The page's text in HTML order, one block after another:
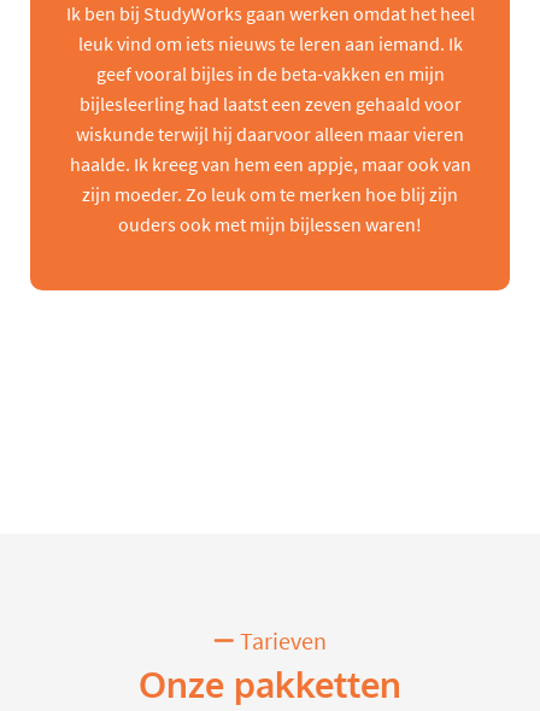
Ik ben bij StudyWorks gaan werken omdat het heel
leuk vind om iets nieuws te leren aan iemand. Ik
geef vooral bijles in de beta-vakken en mijn
bijlesleerling had laatst een zeven gehaald voor
wiskunde terwijl hij daarvoor alleen maar vieren
haalde. Ik kreeg van hem een appje, maar ook van
zijn moeder. Zo leuk om te merken hoe blij zijn
ouders ook met mijn bijlessen waren!
Tarieven
Onze pakketten